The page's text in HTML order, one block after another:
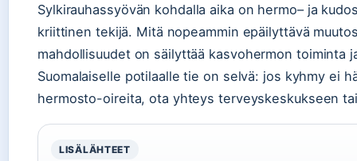
Sylkirauhassyövän kohdalla aika on hermo– ja
kriittinen tekijä. Mitä nopeammin epäilyttävä
mahdollisuudet on säilyttää kasvohermon toiminta
Suomalaiselle potilaalle tie on selvä: jos kyhmy ei
hermosto-oireita, ota yhteys terveyskeskukseen
LISÄLÄHTEET